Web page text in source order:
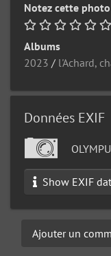
Notez cette photo
Albums
2023 / l'Achard,
Données EXIF
Show EXIF
Ajouter un